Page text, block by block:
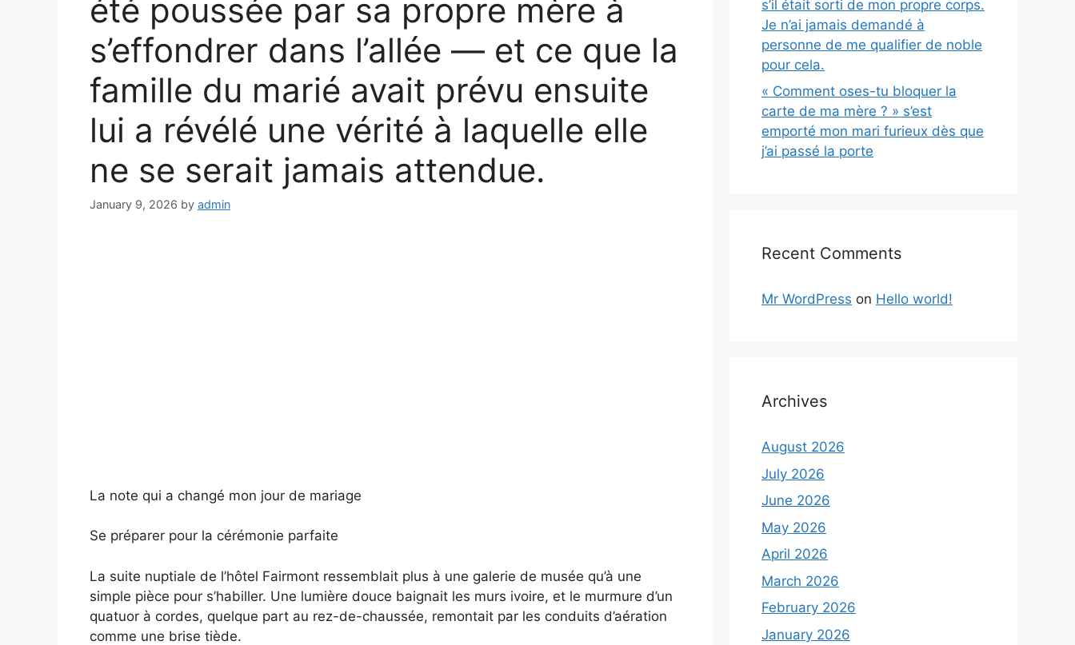
été poussée par sa propre mère à
s’effondrer dans l’allée — et ce que la
famille du marié avait prévu ensuite
lui a révélé une vérité à laquelle elle
ne se serait jamais attendue.
January 9, 2026 by admin
La note qui a changé mon jour de mariage
Se préparer pour la cérémonie parfaite
La suite nuptiale de l’hôtel Fairmont ressemblait plus à une galerie de musée qu’à une
simple pièce pour s’habiller. Une lumière douce baignait les murs ivoire, et le murmure d’un
quatuor à cordes, quelque part au rez-de-chaussée, remontait par les conduits d’aération
comme une brise tiède.
s’il était sorti de mon propre corps.
Je n’ai jamais demandé à
personne de me qualifier de noble
pour cela.
« Comment oses-tu bloquer la
carte de ma mère ? » s’est
emporté mon mari furieux dès que
j’ai passé la porte
Recent Comments
Mr WordPress on Hello world!
Archives
August 2026
July 2026
June 2026
May 2026
April 2026
March 2026
February 2026
January 2026